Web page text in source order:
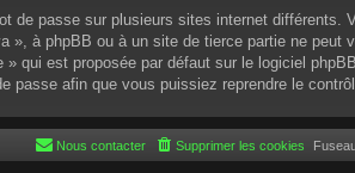
de passe sur plusieurs sites internet différents.
à phpBB ou à un site de tierce partie ne peut
qui est proposée par défaut sur le logiciel
passe afin que vous puissiez reprendre le
Supprimer les cookies
Nous contacter